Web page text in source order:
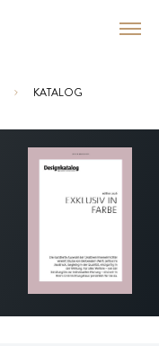
KATALOG